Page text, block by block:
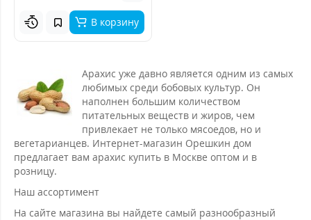
В корзину
Арахис уже давно является одним из самых
любимых среди бобовых культур. Он
наполнен большим количеством
питательных веществ и жиров, чем
привлекает не только мясоедов, но и
вегетарианцев. Интернет-магазин Орешкин дом
предлагает вам арахис купить в Москве оптом и в
розницу.
Наш ассортимент
На сайте магазина вы найдете самый разнообразный